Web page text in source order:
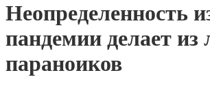
Неопределенность
пандемии делает из
параноиков